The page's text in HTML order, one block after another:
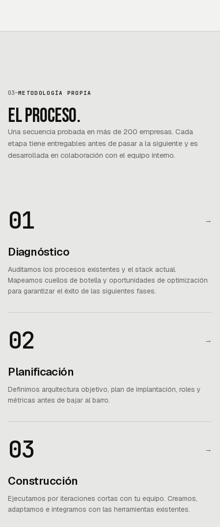
03—METODOLOGÍA PROPIA
El proceso.
Una secuencia probada en más de 200 empresas. Cada
etapa tiene entregables antes de pasar a la siguiente y es
desarrollada en colaboración con el equipo interno.
01 →
Diagnóstico
Auditamos los procesos existentes y el stack actual.
Mapeamos cuellos de botella y oportunidades de optimización
para garantizar el éxito de las siguientes fases.
02 →
Planificación
Definimos arquitectura objetivo, plan de implantación, roles y
métricas antes de bajar al barro.
03 →
Construcción
Ejecutamos por iteraciones cortas con tu equipo. Creamos,
adaptamos e integramos con las herramientas existentes.